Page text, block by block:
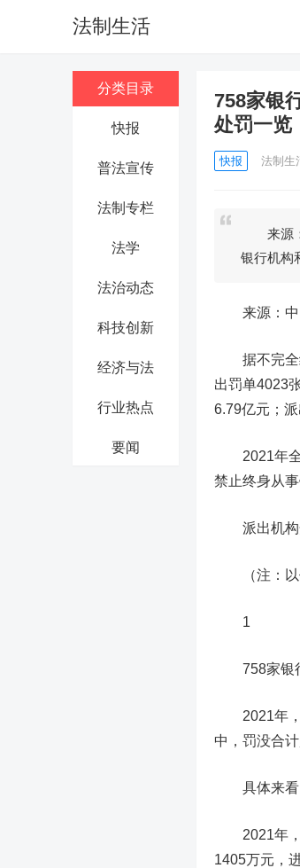
法制生活
分类目录
快报
普法宣传
法制专栏
法学
法治动态
科技创新
经济与法
行业热点
要闻
758家银
处罚一览
快报 法制生
来源：
银行机构
来源：
据不完全统
出罚单4023
6.79亿元 ；
2021年全
禁止终身从
派出机构
（注：以作
1
758家银
2021年
中，罚没合
具体来看
2021年
1405万元 ，